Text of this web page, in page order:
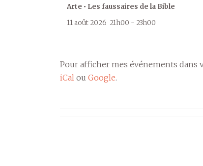
Arte • Les faussaires de la Bible
11 août 2026 21h00 - 23h00
Pour afficher mes événements dans
iCal ou Google.